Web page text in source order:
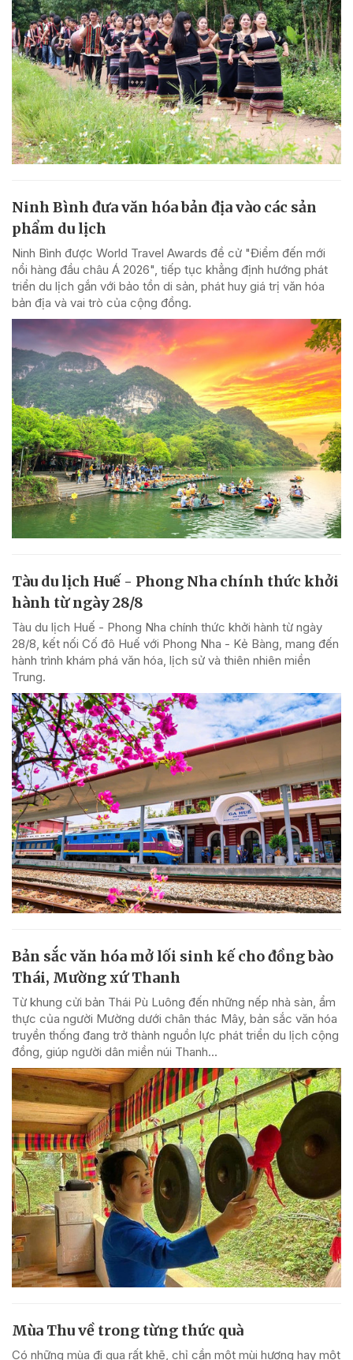
Ninh Bình đưa văn hóa bản địa vào các sản
phẩm du lịch
Ninh Bình được World Travel Awards đề cử "Điểm đến mới
nổi hàng đầu châu Á 2026", tiếp tục khẳng định hướng phát
triển du lịch gắn với bảo tồn di sản, phát huy giá trị văn hóa
bản địa và vai trò của cộng đồng.
Tàu du lịch Huế - Phong Nha chính thức khởi
hành từ ngày 28/8
Tàu du lịch Huế - Phong Nha chính thức khởi hành từ ngày
28/8, kết nối Cố đô Huế với Phong Nha - Kẻ Bàng, mang đến
hành trình khám phá văn hóa, lịch sử và thiên nhiên miền
Trung.
Bản sắc văn hóa mở lối sinh kế cho đồng bào
Thái, Mường xứ Thanh
Từ khung cửi bản Thái Pù Luông đến những nếp nhà sàn, ẩm
thực của người Mường dưới chân thác Mây, bản sắc văn hóa
truyền thống đang trở thành nguồn lực phát triển du lịch cộng
đồng, giúp người dân miền núi Thanh...
Mùa Thu về trong từng thức quà
Có những mùa đi qua rất khẽ, chỉ cần một mùi hương hay một